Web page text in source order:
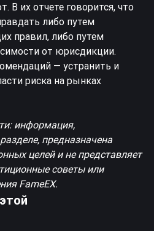
В их отчете говорится, что
либо путем
правил, либо путем
от юрисдикции.
— устранить и
риска на рынках
информация,
предназначена
целей и не представляет
советы или
FameEX.